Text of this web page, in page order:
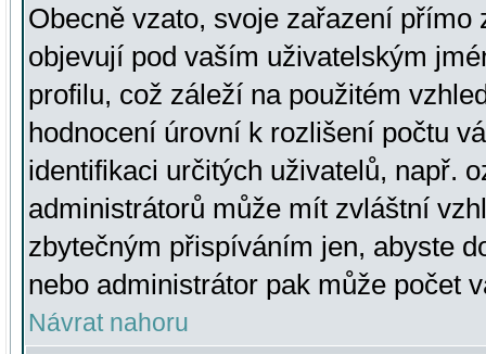
Obecně vzato, svoje zařazení přímo
objevují pod vaším uživatelským
profilu, což záleží na použitém
hodnocení úrovní k rozlišení počtu
identifikaci určitých uživatelů, např.
administrátorů může mít zvláštní
zbytečným přispíváním jen, abyste
nebo administrátor pak může počet
Návrat nahoru